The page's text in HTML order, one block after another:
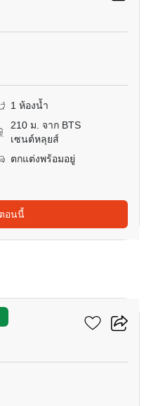
1 ห้องน้ำ
210 ม. จาก BTS
เซนต์หลุยส์
ตกแต่งพร้อมอยู่
อนนี้